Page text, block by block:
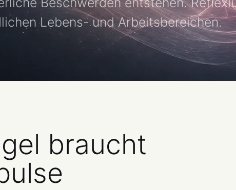
Lebens- und Arbeitsbereichen.
braucht